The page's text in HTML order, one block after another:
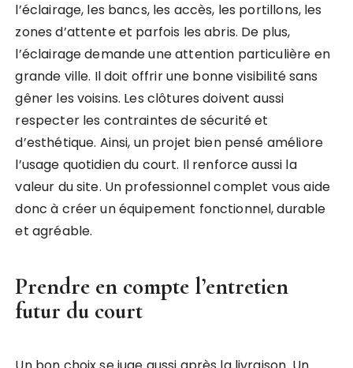
l’éclairage, les bancs, les accès, les portillons, les
zones d’attente et parfois les abris. De plus,
l’éclairage demande une attention particulière en
grande ville. Il doit offrir une bonne visibilité sans
gêner les voisins. Les clôtures doivent aussi
respecter les contraintes de sécurité et
d’esthétique. Ainsi, un projet bien pensé améliore
l’usage quotidien du court. Il renforce aussi la
valeur du site. Un professionnel complet vous aide
donc à créer un équipement fonctionnel, durable
et agréable.
Prendre en compte l’entretien
futur du court